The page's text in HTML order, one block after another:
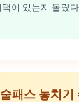
택이 있는지 몰랐
패스 놓치기